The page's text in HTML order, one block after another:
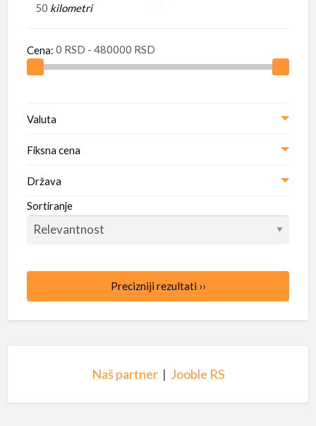
kilometri
Cena:
Valuta
Fiksna cena
Država
Sortiranje
Precizniji rezultati ››
Naš partner| Jooble RS